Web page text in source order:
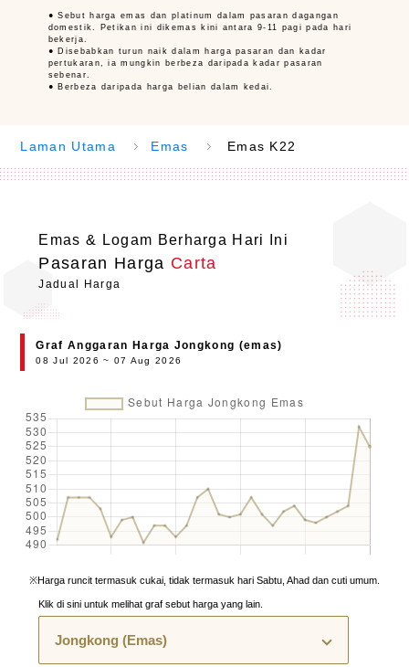
● Sebut harga emas dan platinum dalam pasaran dagangan
domestik. Petikan ini dikemas kini antara 9-11 pagi pada hari
bekerja.
● Disebabkan turun naik dalam harga pasaran dan kadar
pertukaran, ia mungkin berbeza daripada kadar pasaran
sebenar.
● Berbeza daripada harga belian dalam kedai.
Laman Utama Emas Emas K22
Emas & Logam Berharga Hari Ini
Pasaran Harga Carta
Jadual Harga
Graf Anggaran Harga Jongkong (emas)
08 Jul 2026 ~ 07 Aug 2026
※Harga runcit termasuk cukai, tidak termasuk hari Sabtu, Ahad dan cuti umum.
Klik di sini untuk melihat graf sebut harga yang lain.